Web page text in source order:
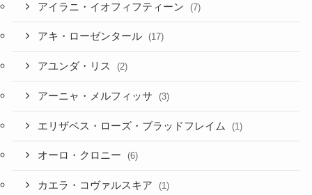
アイラニ・イオフィフティーン (7)
アキ・ローゼンタール (17)
アユンダ・リス (2)
アーニャ・メルフィッサ (3)
エリザベス・ローズ・ブラッドフレイム (1)
オーロ・クロニー (6)
カエラ・コヴァルスキア (1)